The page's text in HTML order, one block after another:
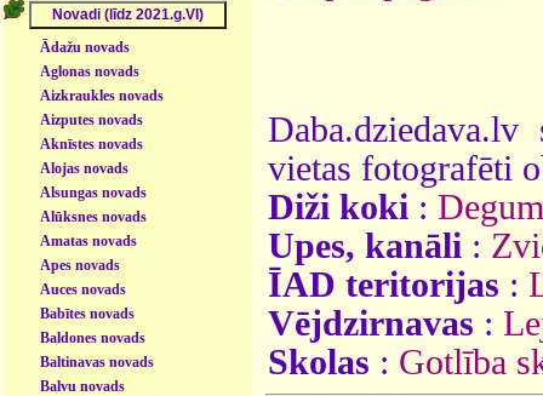
Ādažu novads
Aglonas novads
Aizkraukles novads
Aizputes novads
Aknīstes novads
Alojas novads
Alsungas novads
Alūksnes novads
Amatas novads
Apes novads
Auces novads
Babītes novads
Baldones novads
Baltinavas novads
Balvu novads
vietas fotografēti
Diži koki :
Upes, kanāli :
ĪAD teritorijas :
Vējdzirnavas :
Skolas : Gotlība